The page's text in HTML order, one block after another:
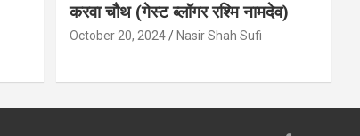
करवा चौथ (गेस्ट ब्लॉगर रश्मि नामदेव)
October 20, 2024 Nasir Shah Sufi